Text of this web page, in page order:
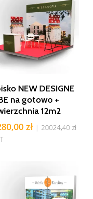
Dodaj Do Koszyka
NEW DESIGNE
na gotowo +
12m2
zł | 20024,40 zł